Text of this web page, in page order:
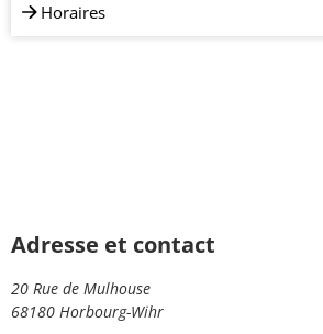
Horaires
Adresse et contact
20 Rue de Mulhouse
68180 Horbourg-Wihr